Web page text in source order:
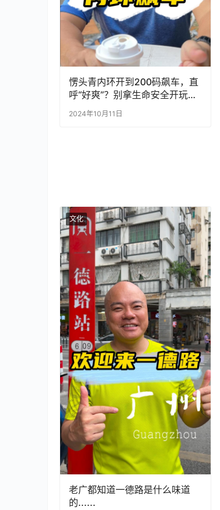
愣头青内环开到200码飙车，直
呼“好爽”？别拿生命安全开玩
2024年10月11日
文化
老广都知道一德路是什么味道
的......